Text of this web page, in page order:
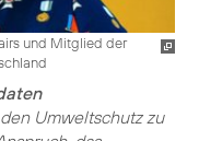
und Mitglied der
Umweltschutzzu